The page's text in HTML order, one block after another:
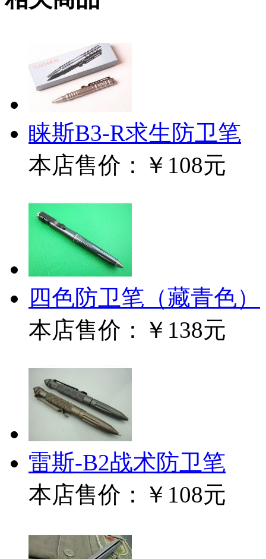
睐斯B3-R求生防卫笔
本店售价：
￥108元
四色防卫笔（藏青色）
本店售价：
￥138元
雷斯-B2战术防卫笔
本店售价：
￥108元